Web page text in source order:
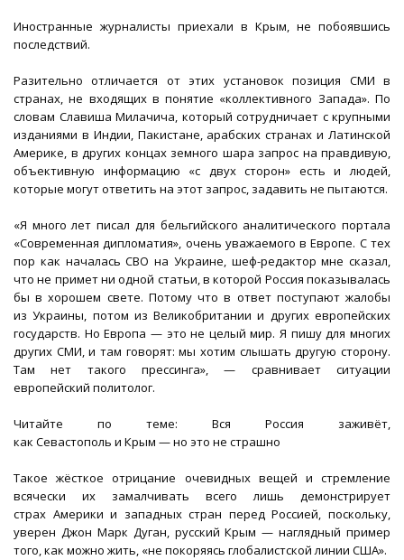
Иностранные журналисты приехали в Крым, не побоявшись
последствий.
Разительно отличается от этих установок позиция СМИ в
странах, не входящих в понятие «коллективного Запада». По
словам Славиша Милачича, который сотрудничает с крупными
изданиями в Индии, Пакистане, арабских странах и Латинской
Америке, в других концах земного шара запрос на правдивую,
объективную информацию «с двух сторон» есть и людей,
которые могут ответить на этот запрос, задавить не пытаются.
«Я много лет писал для бельгийского аналитического портала
«Современная дипломатия», очень уважаемого в Европе. С тех
пор как началась СВО на Украине, шеф-редактор мне сказал,
что не примет ни одной статьи, в которой Россия показывалась
бы в хорошем свете. Потому что в ответ поступают жалобы
из Украины, потом из Великобритании и других европейских
государств. Но Европа — это не целый мир. Я пишу для многих
других СМИ, и там говорят: мы хотим слышать другую сторону.
Там нет такого прессинга», — сравнивает ситуации
европейский политолог.
Читайте по теме: Вся Россия заживёт,
как Севастополь и Крым — но это не страшно
Такое жёсткое отрицание очевидных вещей и стремление
всячески их замалчивать всего лишь демонстрирует
страх Америки и западных стран перед Россией, поскольку,
уверен Джон Марк Дуган, русский Крым — наглядный пример
того, как можно жить, «не покоряясь глобалистской линии США».